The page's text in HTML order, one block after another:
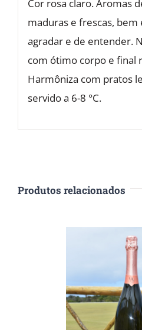
Cor rosa claro. Aromas
maduras e frescas,
agradar e de entender.
com ótimo corpo e final
Harmôniza com pratos
servido a 6-8 °C.
Produtos relacionados